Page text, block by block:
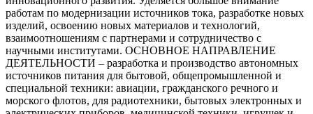
работам по модернизации источников тока, разработке новых
изделий, освоению новых материалов и технологий,
взаимоотношениям с партнерами и сотрудничество с
научными институтами. ОСНОВНОЕ НАПРАВЛЕНИЕ
ДЕЯТЕЛЬНОСТИ – разработка и производство автономных
источников питания для бытовой, общепромышленной и
специальной техники: авиации, гражданского речного и
морского флотов, для радиотехники, бытовых электронных и